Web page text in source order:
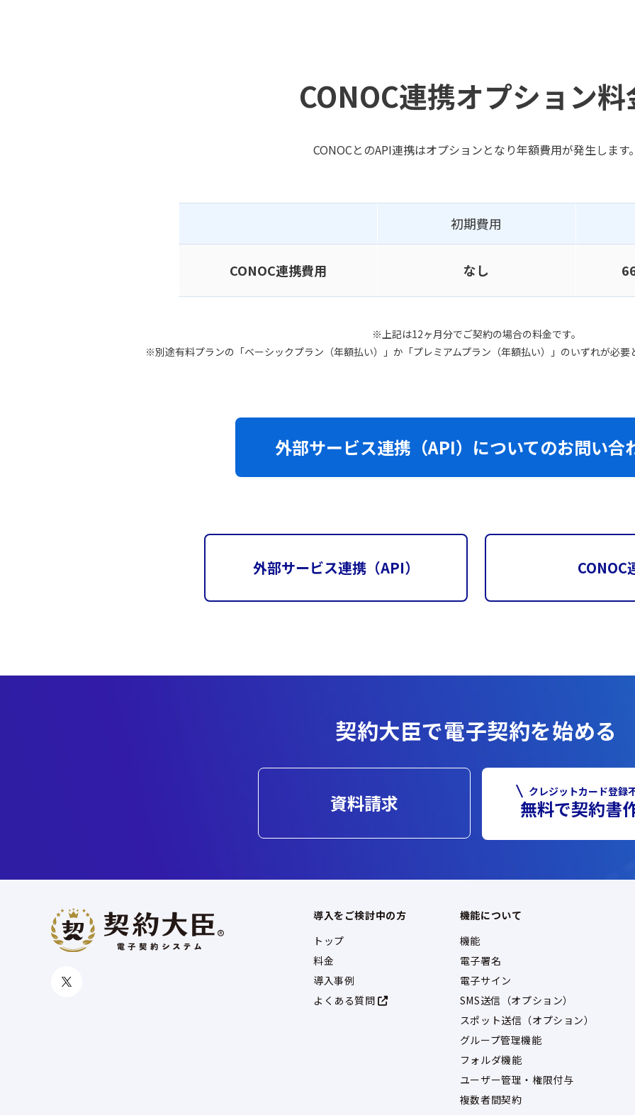
CONOC連携オプション料
CONOCとのAPI連携はオプションとなり年額費用が発生します
初期費用
CONOC連携費用 なし
※上記は12ヶ月分でご契約の場合の料金です。
※別途有料プランの「ベーシックプラン（年額払い）」か「プレミアムプラン（年額払い）」のいずれが必
外部サービス連携（API）についてのお問い合
外部サービス連携（API） CONOC
契約大臣で電子契約を始める
資料請求 クレジットカード登録
無料で契約書
導入をご検討中の方
トップ
料金
導入事例
よくある質問
機能について
機能
電子署名
電子サイン
SMS送信（オプション）
スポット送信（オプション）
グループ管理機能
フォルダ機能
ユーザー管理・権限付与
複数者間契約